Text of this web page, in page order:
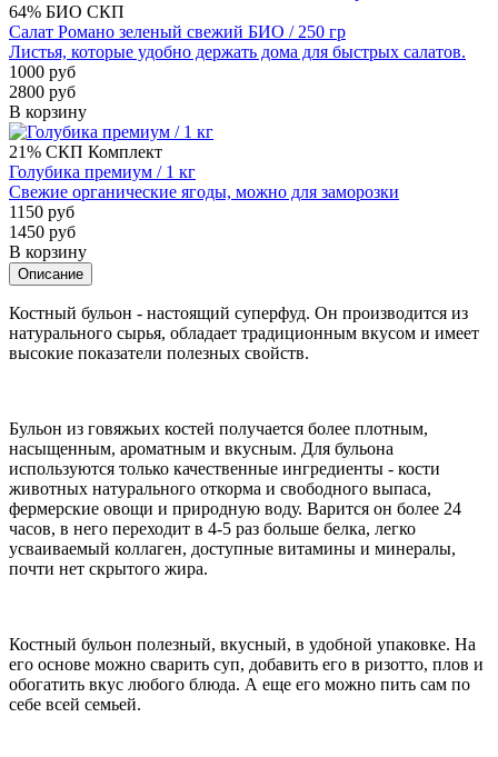
64% БИО СКП
Салат Романо зеленый свежий БИО / 250 гр
Листья, которые удобно держать дома для быстрых салатов.
1000 руб
2800 руб
В корзину
21% СКП Комплект
Голубика премиум / 1 кг
Свежие органические ягоды, можно для заморозки
1150 руб
1450 руб
В корзину
Описание
Костный бульон - настоящий суперфуд. Он производится из
натурального сырья, обладает традиционным вкусом и имеет
высокие показатели полезных свойств.
Бульон из говяжьих костей получается более плотным,
насыщенным, ароматным и вкусным. Для бульона
используются только качественные ингредиенты - кости
животных натурального откорма и свободного выпаса,
фермерские овощи и природную воду. Варится он более 24
часов, в него переходит в 4-5 раз больше белка, легко
усваиваемый коллаген, доступные витамины и минералы,
почти нет скрытого жира.
Костный бульон полезный, вкусный, в удобной упаковке. На
его основе можно сварить суп, добавить его в ризотто, плов и
обогатить вкус любого блюда. А еще его можно пить сам по
себе всей семьей.